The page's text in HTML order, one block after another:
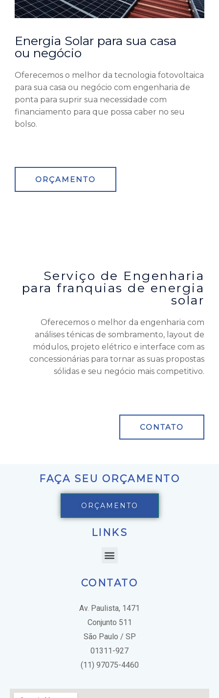
Energia Solar para sua casa
ou negócio
Oferecemos o melhor da tecnologia fotovoltaica
para sua casa ou negócio com engenharia de
ponta para suprir sua necessidade com
financiamento para que possa caber no seu
bolso.
ORÇAMENTO
Serviço de Engenharia
para franquias de energia
solar
Oferecemos o melhor da engenharia com
análises ténicas de sombramento, layout de
módulos, projeto elétrico e interface com as
concessionárias para tornar as suas propostas
sólidas e seu negócio mais competitivo.
CONTATO
FAÇA SEU ORÇAMENTO
ORÇAMENTO
LINKS
CONTATO
Av. Paulista, 1471
Conjunto 511
São Paulo / SP
01311-927
(11) 97075-4460